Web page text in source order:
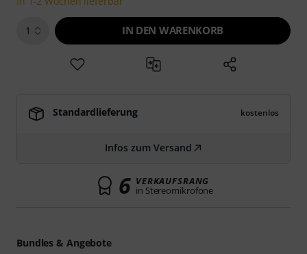
1 IN DEN WARENKORB
Standardlieferung kostenlos
Infos zum Versand
6 VERKAUFSRANG
in Stereomikrofone
Bundles & Angebote